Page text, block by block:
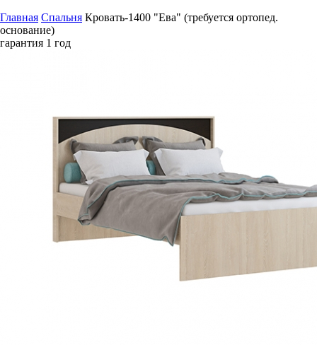
Главная Спальня Кровать-1400 "Ева" (требуется ортопед.
основание)
гарантия 1 год